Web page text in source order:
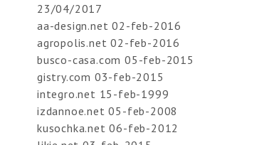
23/04/2017
aa-design.net 02-feb-2016
agropolis.net 02-feb-2016
busco-casa.com 05-feb-2015
gistry.com 03-feb-2015
integro.net 15-feb-1999
izdannoe.net 05-feb-2008
kusochka.net 06-feb-2012